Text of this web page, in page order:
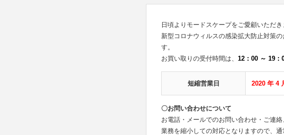
日頃よりモードスケープをご愛顧いただ
新型コロナウィルスの感染拡大防止対策
す。
お買い取りの受付時間は、 12：00 ～ 19：
短縮営業日 2020 年 4
〇お問い合わせについて
お電話・メールでのお問い合わせ・ご連
業務を縮小しての対応となりますので、